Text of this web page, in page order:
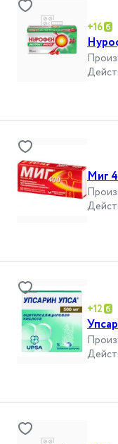
+16
Миг
+12